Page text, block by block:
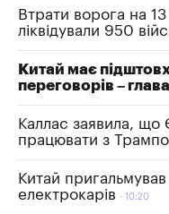
Втрати ворога на
ліквідували 950
Китай має
переговорів –
Каллас заявила, що
працювати з
Китай
електрокарів
10:20